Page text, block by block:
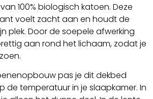
100% biologisch katoen. Deze
voelt zacht aan en houdt de
plek. Door de soepele afwerking
aan rond het lichaam, zodat je
pas je dit dekbed
de temperatuur in je slaapkamer. In